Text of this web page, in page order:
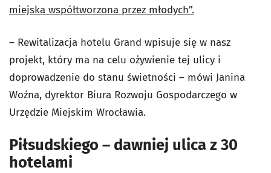
miejska współtworzona przez młodych”.
– Rewitalizacja hotelu Grand wpisuje się w nasz
projekt, który ma na celu ożywienie tej ulicy i
doprowadzenie do stanu świetności – mówi Janina
Woźna, dyrektor Biura Rozwoju Gospodarczego w
Urzędzie Miejskim Wrocławia.
Piłsudskiego – dawniej ulica z 30
hotelami